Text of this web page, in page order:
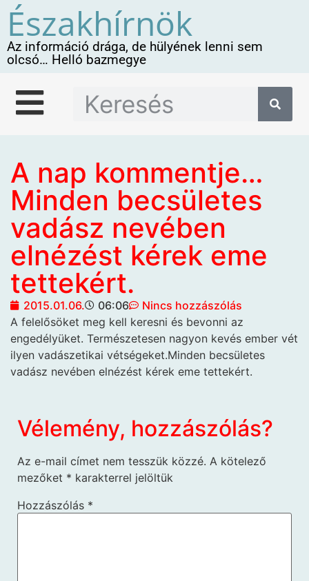
Északhírnök
Az információ drága, de hülyének lenni sem
olcsó… Helló bazmegye
A nap kommentje…
Minden becsületes
vadász nevében
elnézést kérek eme
tettekért.
2015.01.06. 06:06
Nincs hozzászólás
A felelősöket meg kell keresni és bevonni az
engedélyüket. Természetesen nagyon kevés ember vét
ilyen vadászetikai vétségeket.Minden becsületes
vadász nevében elnézést kérek eme tettekért.
Vélemény, hozzászólás?
Az e-mail címet nem tesszük közzé. A kötelező
mezőket * karakterrel jelöltük
Hozzászólás *